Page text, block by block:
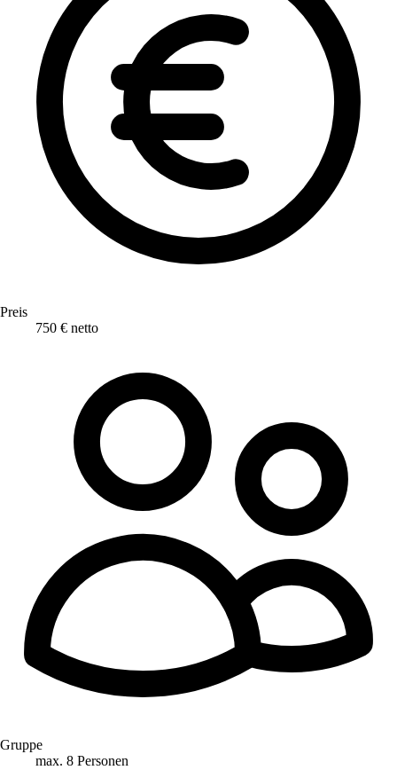
Preis
750 € netto
Gruppe
max. 8 Personen